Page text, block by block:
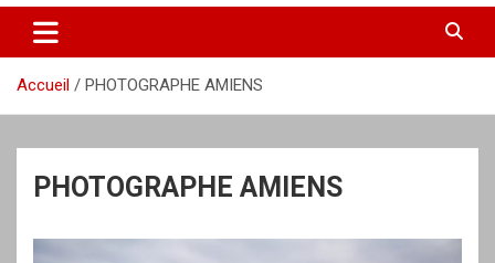
Accueil PHOTOGRAPHE AMIENS
PHOTOGRAPHE AMIENS